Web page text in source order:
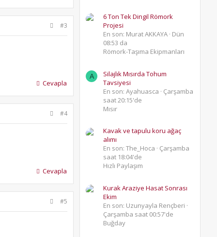
#3
Cevapla
#4
Cevapla
#5
6 Ton Tek Dingil Römork
Projesi
En son: Murat AKKAYA Dün
08:53 da
Römork-Taşıma Ekipmanları
A
Silajlık Mısırda Tohum
Tavsiyesi
En son: Ayahuasca
Çarşamba
saat 20:15'de
Mısır
Kavak ve tapulu koru ağaç
alımı
En son: The_Hoca
Çarşamba
saat 18:04'de
Hızlı Paylaşım
Kurak Araziye Hasat Sonrası
Ekim
En son: Uzunyayla Rençberi
Çarşamba saat 00:57'de
Buğday